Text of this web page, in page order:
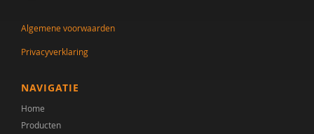
Remy Janischka
Rianne Jansen
Salima Kamp
Lisa van Klaveren
Algemene voorwaarden
Privacyverklaring
NAVIGATIE
Home
Producten